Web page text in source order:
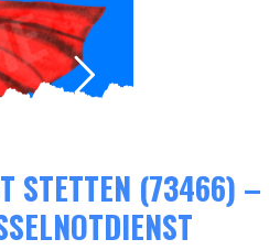
STETTEN (73466) –